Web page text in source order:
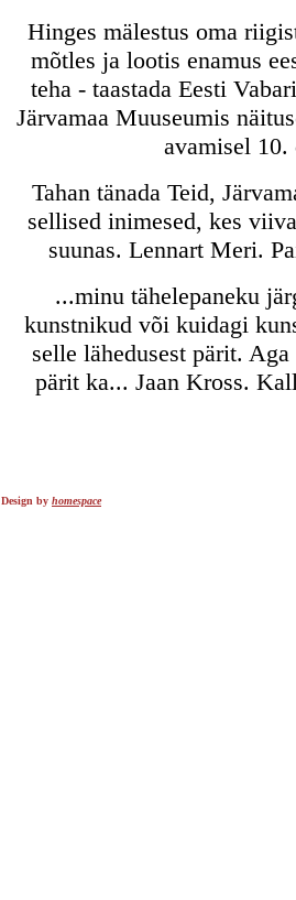
Hinges mälestus oma
mõtles ja lootis enamus
teha - taastada Eesti
Järvamaa Muuseumis
avamisel 10.
Tahan tänada Teid,
sellised inimesed, kes
suunas. Lennart Meri.
...minu tähelepaneku
kunstnikud või kuidagi
selle lähedusest pärit.
pärit ka... Jaan Kross.
Design by homespace